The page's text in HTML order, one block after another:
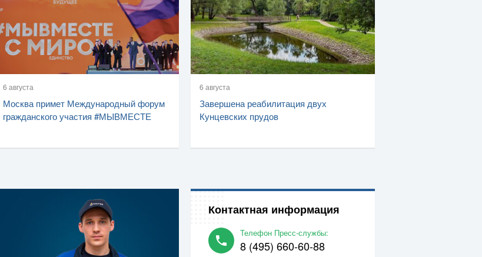
6 августа
Москва примет Международный форум
гражданского участия #МЫВМЕСТЕ
6 августа
Завершена реабилитация двух
Кунцевских прудов
Контактная информация
Телефон Пресс-службы:
8 (495) 660-60-88